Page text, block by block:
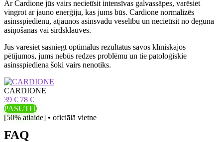
Ar Cardione jūs vairs necietīsit intensīvas galvassāpes, varēsiet
vingrot ar jauno enerģiju, kas jums būs. Cardione normalizēs
asinsspiedienu, atjaunos asinsvadu veselību un necietīsit no deguna
asiņošanas vai sirdsklauves.
Jūs varēsiet sasniegt optimālus rezultātus savos klīniskajos
pētījumos, jums nebūs redzes problēmu un tie patoloģiskie
asinsspiediena šoki vairs nenotiks.
CARDIONE
39 € 78 €
PASŪTĪT
[50% atlaide] • oficiālā vietne
FAQ